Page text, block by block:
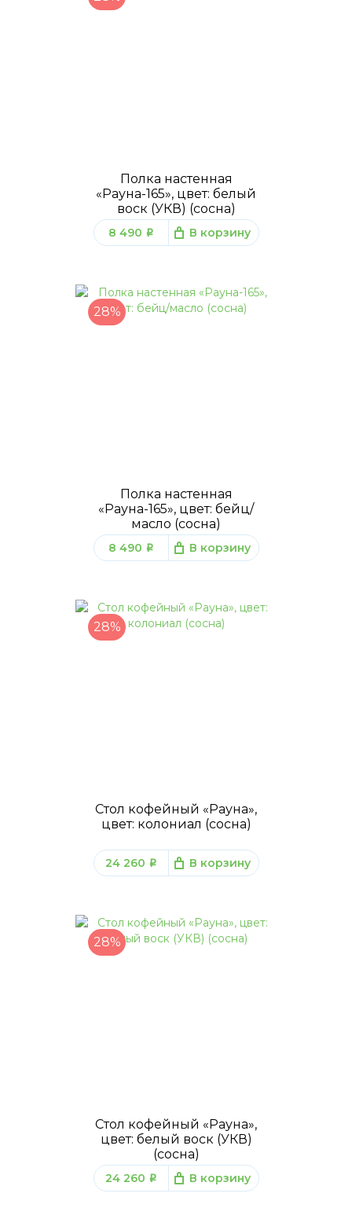
Полка настенная
«Рауна-165», цвет: белый
воск (УКВ) (сосна)
8 490 q В корзину
28%
Полка настенная
«Рауна-165», цвет: бейц/
масло (сосна)
8 490 q В корзину
28%
Стол кофейный «Рауна»,
цвет: колониал (сосна)
24 260 q В корзину
28%
Стол кофейный «Рауна»,
цвет: белый воск (УКВ)
(сосна)
24 260 q В корзину